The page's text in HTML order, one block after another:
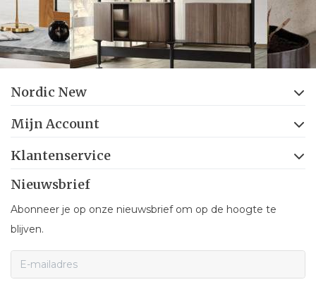
Nordic New
Mijn Account
Klantenservice
Nieuwsbrief
Abonneer je op onze nieuwsbrief om op de hoogte te
blijven.